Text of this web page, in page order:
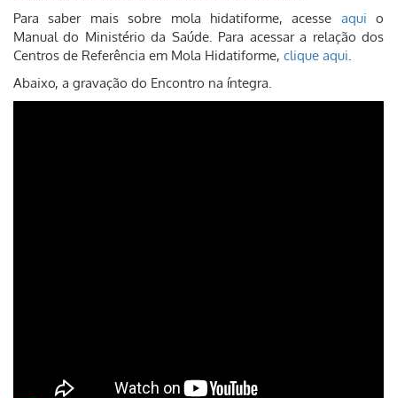
Para saber mais sobre mola hidatiforme, acesse aqui o
Manual do Ministério da Saúde. Para acessar a relação dos
Centros de Referência em Mola Hidatiforme, clique aqui
Abaixo, a gravação do Encontro na íntegra.